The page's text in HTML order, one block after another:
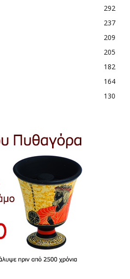
292
237
209
205
182
164
130